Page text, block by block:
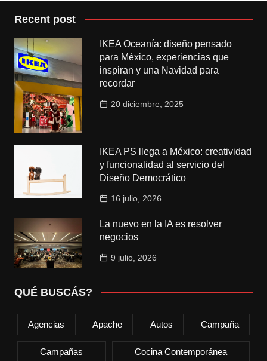
Recent post
IKEA Oceanía: diseño pensado
para México, experiencias que
inspiran y una Navidad para
recordar
20 diciembre, 2025
IKEA PS llega a México: creatividad
y funcionalidad al servicio del
Diseño Democrático
16 julio, 2026
La nuevo en la IA es resolver
negocios
9 julio, 2026
QUÉ BUSCÁS?
Agencias Apache Autos Campaña
Campañas Cocina Contemporánea